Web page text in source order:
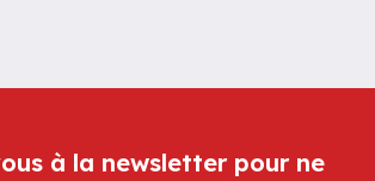
à la newsletter pour ne